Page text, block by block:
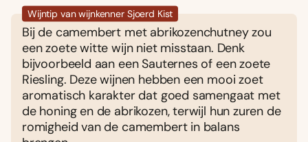
Wijntip van wijnkenner Sjoerd Kist
Bij de camembert met abrikozenchutney zou
een zoete witte wijn niet misstaan. Denk
bijvoorbeeld aan een Sauternes of een zoete
Riesling. Deze wijnen hebben een mooi zoet
aromatisch karakter dat goed samengaat met
de honing en de abrikozen, terwijl hun zuren de
romigheid van de camembert in balans